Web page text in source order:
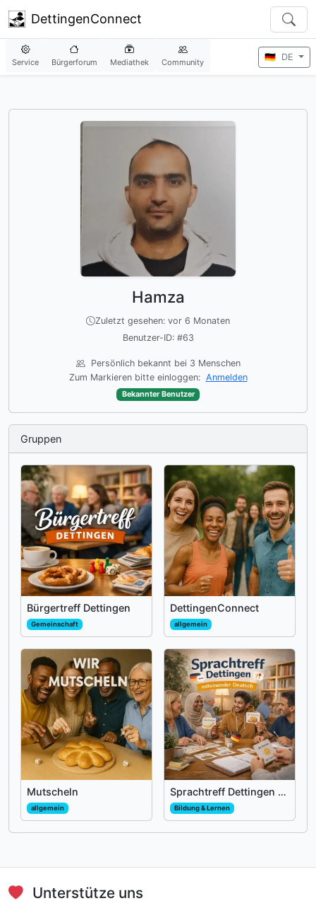
DettingenConnect
Service Bürgerforum Mediathek Community
🇩🇪 DE
Hamza
Zuletzt gesehen: vor 6 Monaten
Benutzer-ID: #63
Persönlich bekannt bei 3 Menschen
Zum Markieren bitte einloggen: Anmelden
Bekannter Benutzer
Gruppen
Bürgertreff Dettingen
Gemeinschaft
DettingenConnect
allgemein
Mutscheln
allgemein
Sprachtreff Dettingen - miteinander Deutsch
Bildung & Lernen
Unterstütze uns